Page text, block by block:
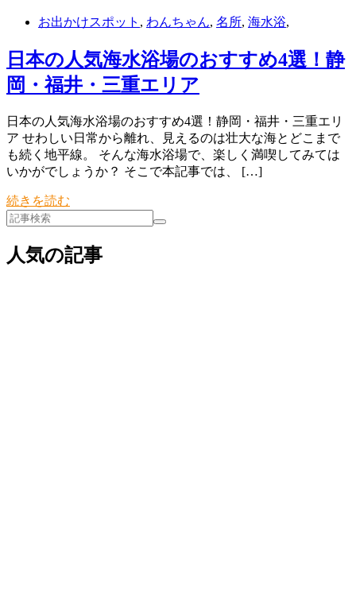
お出かけスポット , わんちゃん, 名所, 海水浴,
日本の人気海水浴場のおすすめ4選！静
岡・福井・三重エリア
日本の人気海水浴場のおすすめ4選！静岡・福井・三重エリ
ア せわしい日常から離れ、見えるのは壮大な海とどこまで
も続く地平線。 そんな海水浴場で、楽しく満喫してみては
いかがでしょうか？ そこで本記事では、 […]
続きを読む
人気の記事